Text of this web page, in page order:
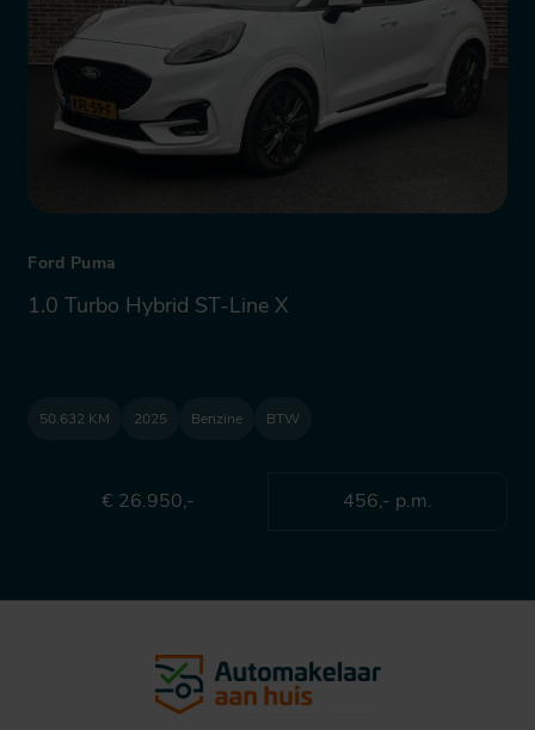
Ford Puma
1.0 Turbo Hybrid ST-Line X
50.632 KM 2025 Benzine BTW
€ 26.950,- 456,- p.m.